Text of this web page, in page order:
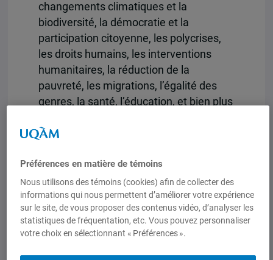
changements climatiques et la
biodiversité, la démocratie et la
participation citoyenne, les polycrises,
les droits humains, les interventions
humanitaires, la réduction de la
pauvreté, les migrations, l’égalité des
genres, la santé, l’éducation, et bien plus
Hébergé
internationales de Montréal (IEIM) sous
la forme d’un onglet dédié
,Un seul
mondeest un blogue collectif,
multidisciplinaire et francophone portant
sur les stratégies de coopération et les
enjeux de développement, dont le but
est de contribuer au débat sur l’avenir de
Préférences en matière de témoins
Nous utilisons des témoins (cookies) afin de collecter des
informations qui nous permettent d’améliorer votre expérience
sur le site, de vous proposer des contenus vidéo, d’analyser les
statistiques de fréquentation, etc. Vous pouvez personnaliser
votre choix en sélectionnant « Préférences ».